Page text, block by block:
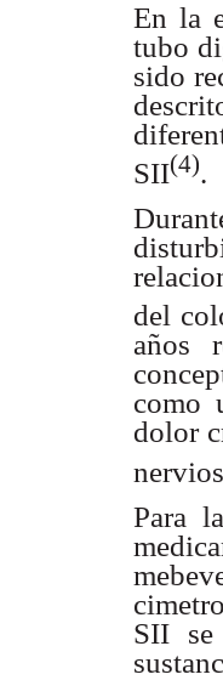
En la
tubo
sido
SII(4).
del
años
como
dolor
Para
SII se